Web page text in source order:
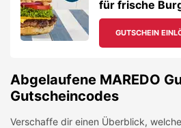
für frische
GUTSCHEIN
Abgelaufene MAREDO
Gutscheincodes
Verschaffe dir einen Überblick,